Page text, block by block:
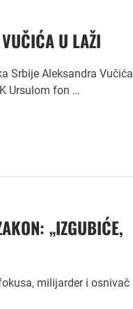
U LAŽI
Srbije Aleksandra Vučića
Ursulom fon …
„IZGUBIĆE,
milijarder i osnivač